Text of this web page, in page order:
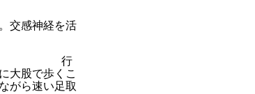
交感神経を活
行
大股で歩くこ
がら速い足取